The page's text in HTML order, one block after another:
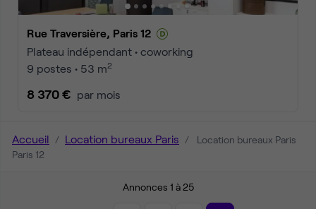
Rue Traversière, Paris 12
Plateau indépendant • coworking
9 postes • 53 m2
8 370 € par mois
Accueil Location bureaux Paris
Location bureaux Paris
Paris 12
Annonces 1 à 25